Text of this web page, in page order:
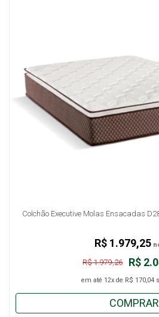
Colchão Executive Molas Ensacadas
R$
R$ 1.979,26
em até 12x de R$ 170,04
R$ 1.979,25
COMPRAR